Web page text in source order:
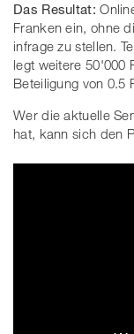
Das Resultat:
Franken ein, ohne
infrage zu stellen.
legt weitere 50'000
Beteiligung von 0.5
Wer die aktuelle
hat, kann sich den